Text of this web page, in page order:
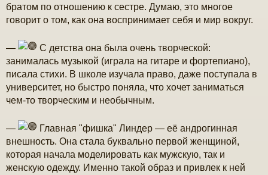
братом по отношению к сестре. Думаю, это многое
говорит о том, как она воспринимает себя и мир вокруг.
—
С детства она была очень творческой:
занималась музыкой (играла на гитаре и фортепиано),
писала стихи. В школе изучала право, даже поступала в
университет, но быстро поняла, что хочет заниматься
чем-то творческим и необычным.
—
Главная "фишка" Линдер — её андрогинная
внешность. Она стала буквально первой женщиной,
которая начала моделировать как мужскую, так и
женскую одежду. Именно такой образ и привлек к ней